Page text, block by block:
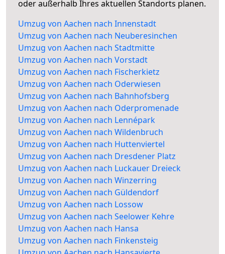
oder außerhalb Ihres aktuellen Standorts planen.
Umzug von Aachen nach Innenstadt
Umzug von Aachen nach Neuberesinchen
Umzug von Aachen nach Stadtmitte
Umzug von Aachen nach Vorstadt
Umzug von Aachen nach Fischerkietz
Umzug von Aachen nach Oderwiesen
Umzug von Aachen nach Bahnhofsberg
Umzug von Aachen nach Oderpromenade
Umzug von Aachen nach Lennépark
Umzug von Aachen nach Wildenbruch
Umzug von Aachen nach Huttenviertel
Umzug von Aachen nach Dresdener Platz
Umzug von Aachen nach Luckauer Dreieck
Umzug von Aachen nach Winzerring
Umzug von Aachen nach Güldendorf
Umzug von Aachen nach Lossow
Umzug von Aachen nach Seelower Kehre
Umzug von Aachen nach Hansa
Umzug von Aachen nach Finkensteig